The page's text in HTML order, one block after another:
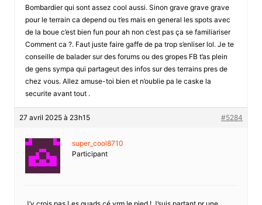
Bombardier qui sont assez cool aussi. Sinon grave grave grave
pour le terrain ca depend ou t’es mais en general les spots avec
de la boue c’est bien fun pour ah non c’est pas ça se familiariser
Comment ca ?. Faut juste faire gaffe de pa trop s’enliser lol. Je te
conseille de balader sur des forums ou des gropes FB t’as plein
de gens sympa qui partageut des infos sur des terrains pres de
chez vous. Allez amuse-toi bien et n’oublie pa le caske la
securite avant tout .
27 avril 2025 à 23h15 #5284
super_cool8710
Participant